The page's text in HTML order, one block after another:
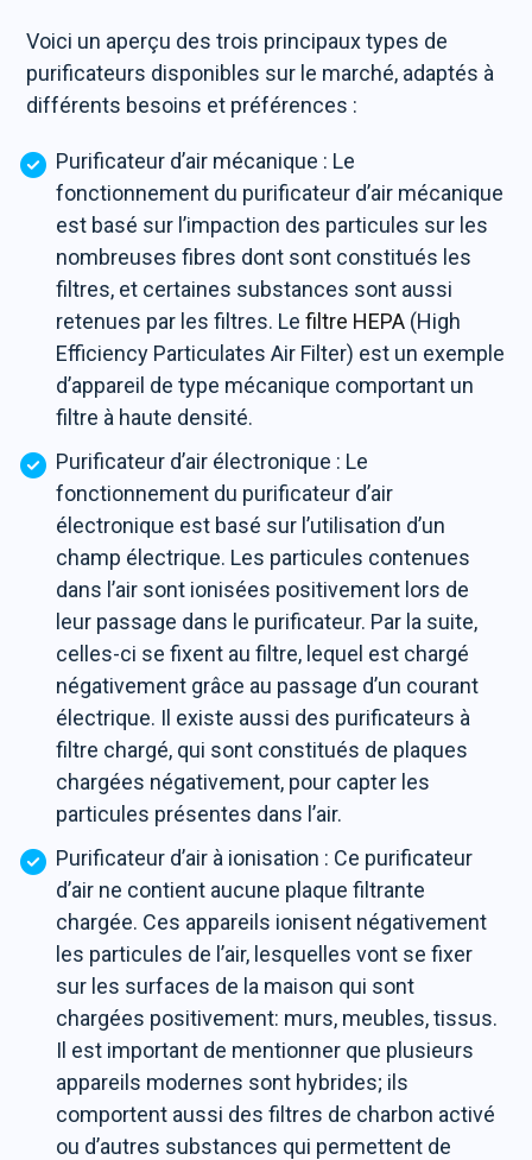
Voici un aperçu des trois principaux types de
purificateurs disponibles sur le marché, adaptés à
différents besoins et préférences :
Purificateur d’air mécanique : Le
fonctionnement du purificateur d’air mécanique
est basé sur l’impaction des particules sur les
nombreuses fibres dont sont constitués les
filtres, et certaines substances sont aussi
retenues par les filtres. Lefiltre HEPA (High
Efficiency Particulates Air Filter) est un exemple
d’appareil de type mécanique comportant un
filtre à haute densité.
Purificateur d’air électronique : Le
fonctionnement du purificateur d’air
électronique est basé sur l’utilisation d’un
champ électrique. Les particules contenues
dans l’air sont ionisées positivement lors de
leur passage dans le purificateur. Par la suite,
celles-ci se fixent au filtre, lequel est chargé
négativement grâce au passage d’un courant
électrique. Il existe aussi des purificateurs à
filtre chargé, qui sont constitués de plaques
chargées négativement, pour capter les
particules présentes dans l’air.
Purificateur d’air à ionisation : Ce purificateur
d’air ne contient aucune plaque filtrante
chargée. Ces appareils ionisent négativement
les particules de l’air, lesquelles vont se fixer
sur les surfaces de la maison qui sont
chargées positivement: murs, meubles, tissus.
Il est important de mentionner que plusieurs
appareils modernes sont hybrides; ils
comportent aussi des filtres de charbon activé
ou d’autres substances qui permettent de